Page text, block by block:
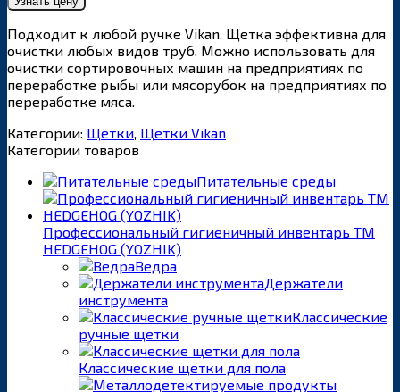
Подходит к любой ручке Vikan. Щетка эффективна для
очистки любых видов труб. Можно использовать для
очистки сортировочных машин на предприятиях по
переработке рыбы или мясорубок на предприятиях по
переработке мяса.
Категории: Щётки, Щетки Vikan
Категории товаров
Питательные среды
Профессиональный гигиеничный инвентарь ТМ
HEDGEHOG (YOZHIK)
Ведра
Держатели
инструмента
Классические
ручные щетки
Классические щетки для пола